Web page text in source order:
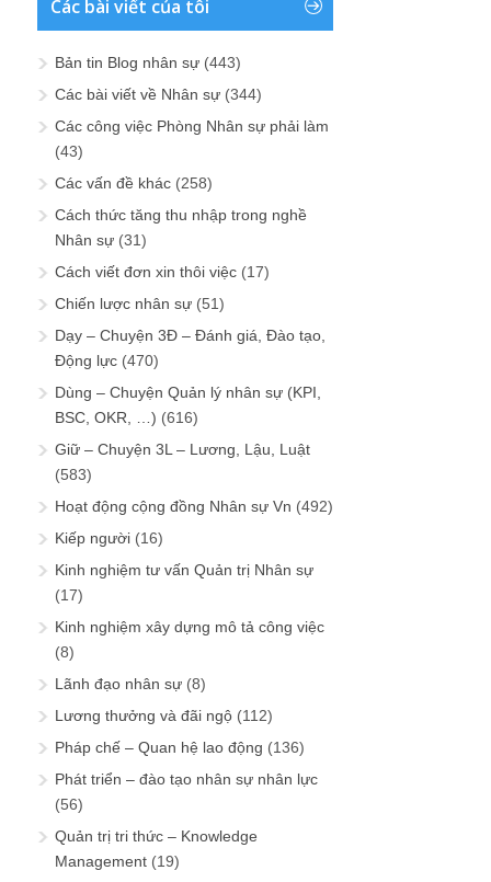
Các bài viết của tôi
Bản tin Blog nhân sự (443)
Các bài viết về Nhân sự (344)
Các công việc Phòng Nhân sự phải làm
(43)
Các vấn đề khác (258)
Cách thức tăng thu nhập trong nghề
Nhân sự (31)
Cách viết đơn xin thôi việc (17)
Chiến lược nhân sự (51)
Dạy – Chuyện 3Đ – Đánh giá, Đào tạo,
Động lực (470)
Dùng – Chuyện Quản lý nhân sự (KPI,
BSC, OKR, …) (616)
Giữ – Chuyện 3L – Lương, Lậu, Luật
(583)
Hoạt động cộng đồng Nhân sự Vn (492)
Kiếp người (16)
Kinh nghiệm tư vấn Quản trị Nhân sự
(17)
Kinh nghiệm xây dựng mô tả công việc
(8)
Lãnh đạo nhân sự (8)
Lương thưởng và đãi ngộ (112)
Pháp chế – Quan hệ lao động (136)
Phát triển – đào tạo nhân sự nhân lực
(56)
Quản trị tri thức – Knowledge
Management (19)